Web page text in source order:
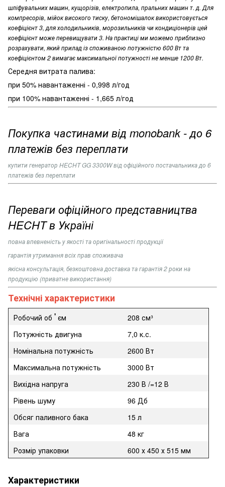
шліфувальних машин, кущорізів, електропила, пральних машин т. д. Для
компресорів, мійок високого тиску, бетономішалок використовується
коефіцієнт 3, для холодильників, морозильників чи кондиціонерів цей
коефіцієнт може перевищувати 3. На практиці ми можемо приблизно
розрахувати, який прилад із споживаною потужністю 600 Вт та
коефіцієнтом 2 вимагає максимальної потужності не менше 1200 Вт.
Середня витрата палива:
при 50% навантаженні - 0,998 л/год
при 100% навантаженні - 1,665 л/год
Покупка частинами від monobank - до 6
платежів без переплати
купити генератор HECHT GG 3300Wвід офіційного постачальника до 6
платежів без переплати
Переваги офіційного представництва
HECHT в Україні
повна впевненість у якості та оригінальності продукції
гарантія утримання всіх прав споживача
якісна консультація, безкоштовна доставка та гарантія 2 роки на
продукцію (приватне використання)
Технічні характеристики
Робочий об ' єм
208 см³
Потужність двигуна
7,0 к.с.
Номінальна потужність
2600 Вт
Максимальна потужність
3000 Вт
Вихідна напруга
230 В /=12 В
Рівень шуму
96 Дб
Обсяг паливного бака
15 л
Вага
48 кг
Розмір упаковки
600 х 450 х 515 мм
Характеристики